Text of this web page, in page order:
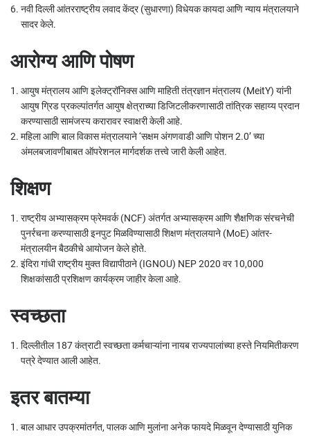
नवी दिल्ली आंतरराष्ट्रीय लवाद केंद्र (सुधारणा) विधेयक कायदा आणि न्याय मंत्रालयाने
सादर केले.
आरोग्यआणि पोषण
आयुष मंत्रालय आणि इलेक्ट्रॉनिक्स आणि माहिती तंत्रज्ञान मंत्रालय (MeitY) यांनी
आयुष ग्रिड प्रकल्पांतर्गत आयुष क्षेत्राच्या डिजिटलीकरणासाठी तांत्रिक सहाय्य प्रदान
करण्यासाठी सामंजस्य करारावर स्वाक्षरी केली आहे.
महिला आणि बाल विकास मंत्रालयाने ‘सक्षम अंगणवाडी आणि पोशन 2.0’ च्या
अंमलबजावणीबाबत ऑपरेशनल मार्गदर्शक तत्त्वे जारी केली आहेत.
शिक्षण
राष्ट्रीय अभ्यासक्रम फ्रेमवर्क (NCF) अंतर्गत अभ्यासक्रम आणि शैक्षणिक संरचनेची
पुनर्रचना करण्यासाठी इनपुट मिळविण्यासाठी शिक्षण मंत्रालयाने (MoE) आंतर-
मंत्रालयीन बैठकीचे आयोजन केले होते.
इंदिरा गांधी राष्ट्रीय मुक्त विद्यापीठाने (IGNOU) NEP 2020 वर 10,000
शिक्षकांसाठी प्रशिक्षण कार्यक्रम जाहीर केला आहे.
स्वच्छता
दिल्लीतील 187 कंत्राटी स्वच्छता कर्मचाऱ्यांना नायब राज्यपालांच्या हस्ते नियमितीकरण
पत्रे देण्यात आली आहेत.
इतर बातम्या
बाल आधार उपक्रमांतर्गत, पालक आणि मुलांना अनेक फायदे मिळवून देण्यासाठी युनिक